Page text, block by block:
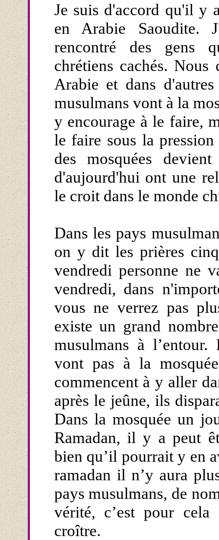
Je suis d'accord qu'il y
en Arabie Saoudite.
rencontré des gens
chrétiens cachés.
Arabie et dans
musulmans vont à la
y encourage à le faire,
le faire sous la
des mosquées
d'aujourd'hui ont une
le croit dans le monde
Dans les pays
on y dit les prières
vendredi personne ne
vendredi, dans
vous ne verrez pas
existe un grand
musulmans à
vont pas à la
commencent à y aller
après le jeûne, ils
Dans la mosquée un
Ramadan, il y a peut
bien qu’il pourrait y en
ramadan il n’y aura
pays musulmans, de
vérité, c’est pour
croître.